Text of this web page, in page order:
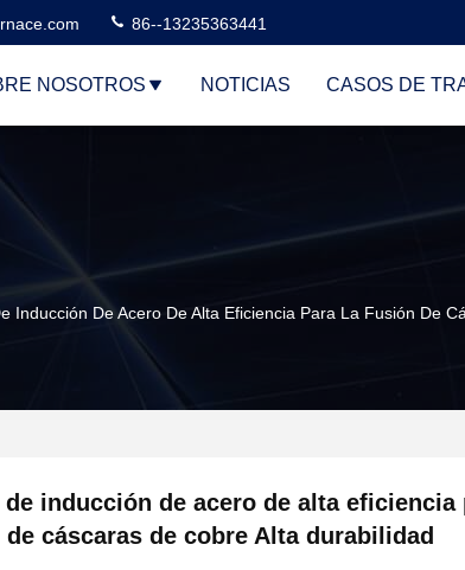
86--13235363441
NOSOTROS NOTICIAS CASOS DE
Inducción De Acero De Alta Eficiencia Para La Fusión De
de inducción de acero de alta eficiencia
cáscaras de cobre Alta durabilidad